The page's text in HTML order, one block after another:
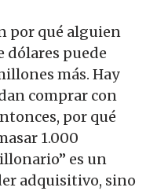
por qué alguien
dólares puede
más. Hay
comprar con
por qué
1.000
es un
adquisitivo, sino